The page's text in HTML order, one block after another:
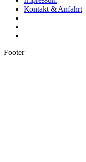
Kontakt & Anfahrt
Footer